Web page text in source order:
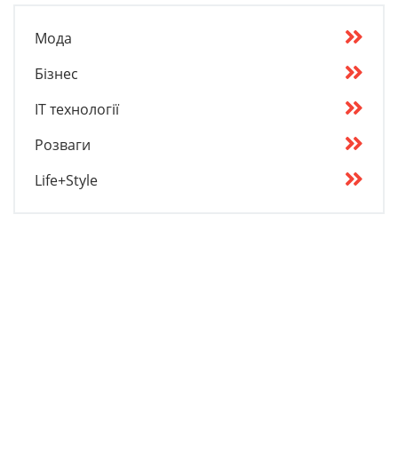
Мода
Бізнес
IT технології
Розваги
Life+Style